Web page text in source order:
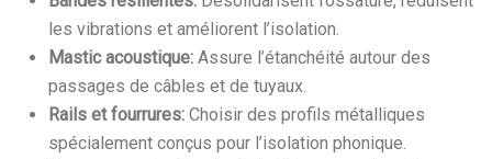
les vibrations et améliorent l’isolation.
Mastic acoustique: Assure l’étanchéité autour des
passages de câbles et de tuyaux.
Rails et fourrures: Choisir des profils métalliques
spécialement conçus pour l’isolation phonique.